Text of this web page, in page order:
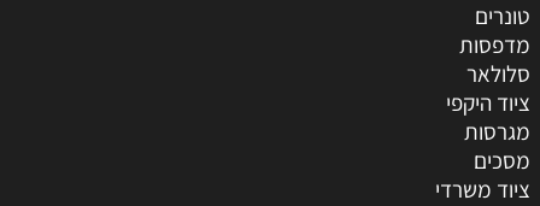
טונרים
מדפסות
סלולאר
ציוד היקפי
מגרסות
מסכים
ציוד משרדי